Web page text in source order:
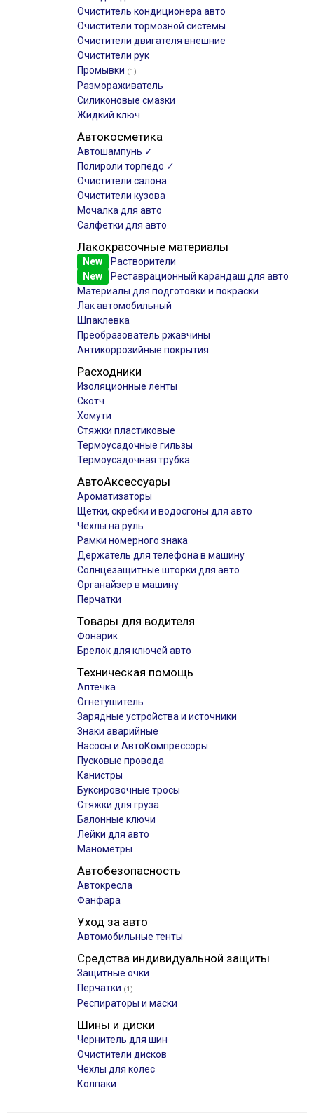
Очиститель кондиционера авто
Очистители тормозной системы
Очистители двигателя внешние
Очистители рук
Промывки (1)
Размораживатель
Силиконовые смазки
Жидкий ключ
Автокосметика
Автошампунь ✓
Полироли торпедо ✓
Очистители салона
Очистители кузова
Мочалка для авто
Салфетки для авто
Лакокрасочные материалы
New
Растворители
New
Реставрационный карандаш для авто
Материалы для подготовки и покраски
Лак автомобильный
Шпаклевка
Преобразователь ржавчины
Антикоррозийные покрытия
Расходники
Изоляционные ленты
Скотч
Хомути
Стяжки пластиковые
Термоусадочные гильзы
Термоусадочная трубка
АвтоАксессуары
Ароматизаторы
Щетки, скребки и водосгоны для авто
Чехлы на руль
Рамки номерного знака
Держатель для телефона в машину
Солнцезащитные шторки для авто
Органайзер в машину
Перчатки
Товары для водителя
Фонарик
Брелок для ключей авто
Техническая помощь
Аптечка
Огнетушитель
Зарядные устройства и источники
Знаки аварийные
Насосы и АвтоКомпрессоры
Пусковые провода
Канистры
Буксировочные тросы
Стяжки для груза
Балонные ключи
Лейки для авто
Манометры
Автобезопасность
Автокресла
Фанфара
Уход за авто
Автомобильные тенты
Средства индивидуальной защиты
Защитные очки
Перчатки (1)
Респираторы и маски
Шины и диски
Чернитель для шин
Очистители дисков
Чехлы для колес
Колпаки